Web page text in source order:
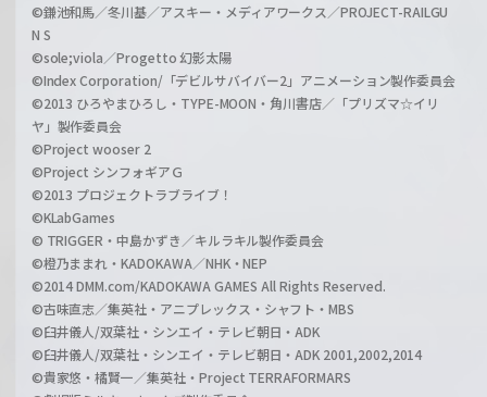
©鎌池和馬／冬川基／アスキー・メディアワークス／PROJECT-RAILGU
N S
©sole;viola／Progetto 幻影太陽
©Index Corporation/「デビルサバイバー2」アニメーション製作委員会
©2013 ひろやまひろし・TYPE-MOON・角川書店／「プリズマ☆イリ
ヤ」製作委員会
©Project wooser 2
©Project シンフォギアＧ
©2013 プロジェクトラブライブ！
©KLabGames
© TRIGGER・中島かずき／キルラキル製作委員会
©橙乃ままれ・KADOKAWA／NHK・NEP
©2014 DMM.com/KADOKAWA GAMES All Rights Reserved.
©古味直志／集英社・アニプレックス・シャフト・MBS
©臼井儀人/双葉社・シンエイ・テレビ朝日・ADK
©臼井儀人/双葉社・シンエイ・テレビ朝日・ADK 2001,2002,2014
©貴家悠・橘賢一／集英社・Project TERRAFORMARS